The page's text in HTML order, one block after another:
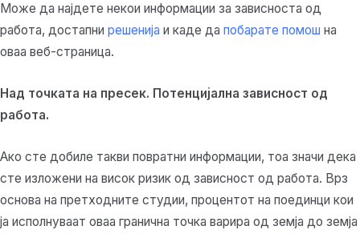
Може да најдете некои информации за зависноста од
работа, достапни решенија и каде да побарате помош на
оваа веб-страница.
Над точката на пресек. Потенцијална зависност од
работа.
Ако сте добиле такви повратни информации, тоа значи дека
сте изложени на висок ризик од зависност од работа. Врз
основа на претходните студии, процентот на поединци кои
ја исполнуваат оваа гранична точка варира од земја до земја